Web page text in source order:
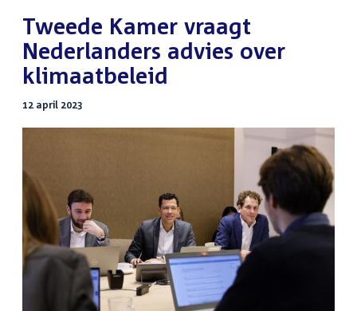
Tweede Kamer vraagt
Nederlanders advies over
klimaatbeleid
12 april 2023